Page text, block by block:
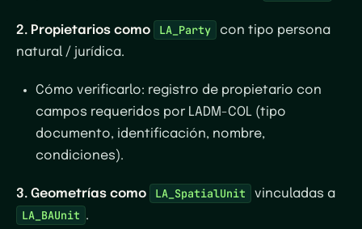
2. Propietarios como LA_Party
con tipo persona
natural / jurídica.
Cómo verificarlo: registro de propietario con
campos requeridos por LADM-COL (tipo
documento, identificación, nombre,
condiciones).
3. Geometrías como LA_SpatialUnit vinculadas a
LA_BAUnit .